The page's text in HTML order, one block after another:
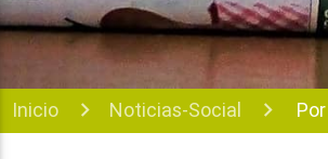
Inicio Noticias-Social